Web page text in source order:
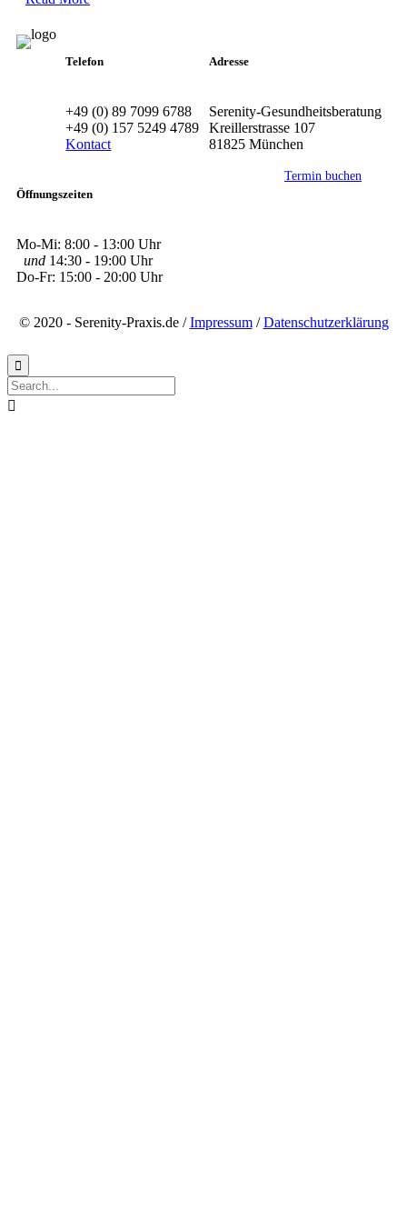
Telefon
+49 (0) 89 7099 6788
+49 (0) 157 5249 4789
Kontact
Adresse
Serenity-Gesundheitsberatung
Kreillerstrasse 107
81825 München
Öffnungszeiten
Mo-Mi: 8:00 - 13:00 Uhr
und 14:30 - 19:00 Uhr
Do-Fr: 15:00 - 20:00 Uhr
Termin buchen
© 2020 - Serenity-Praxis.de /Impressum/Datenschutzerklärung

